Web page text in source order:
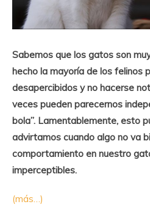
Sabemos que los gatos son
hecho la mayoría de los felinos
desapercibidos y no hacerse
veces pueden parecernos
bola”. Lamentablemente, esto
advirtamos cuando algo no va
comportamiento en nuestro
imperceptibles.
(más…)